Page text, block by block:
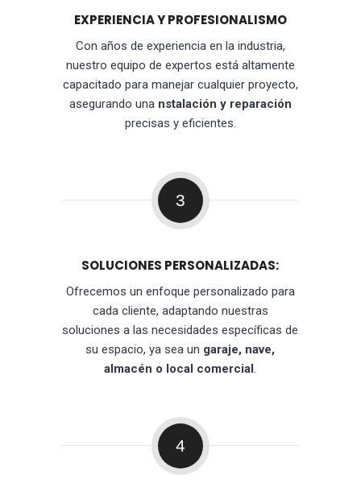
EXPERIENCIA Y PROFESIONALISMO
Con años de experiencia en la industria,
nuestro equipo de expertos está altamente
capacitado para manejar cualquier proyecto,
asegurando una nstalación y reparación
precisas y eficientes.
3
SOLUCIONES PERSONALIZADAS:
Ofrecemos un enfoque personalizado para
cada cliente, adaptando nuestras
soluciones a las necesidades específicas de
su espacio, ya sea un garaje, nave,
almacén o local comercial.
4